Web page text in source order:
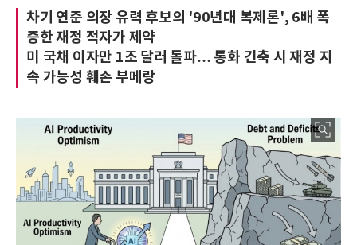
차기 연준 의장 유력 후보의 '90년대 복제론', 6배 폭
증한 재정 적자가 제약
미 국채 이자만 1조 달러 돌파… 통화 긴축 시 재정 지
속 가능성 훼손 부메랑